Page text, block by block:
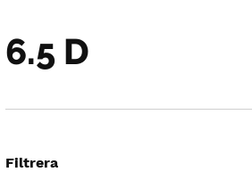
6.5 D
Filtrera